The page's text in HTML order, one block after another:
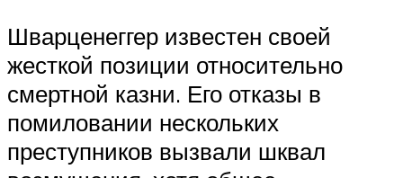
Шварценеггер известен своей
жесткой позиции относительно
смертной казни. Его отказы в
помиловании нескольких
преступников вызвали шквал